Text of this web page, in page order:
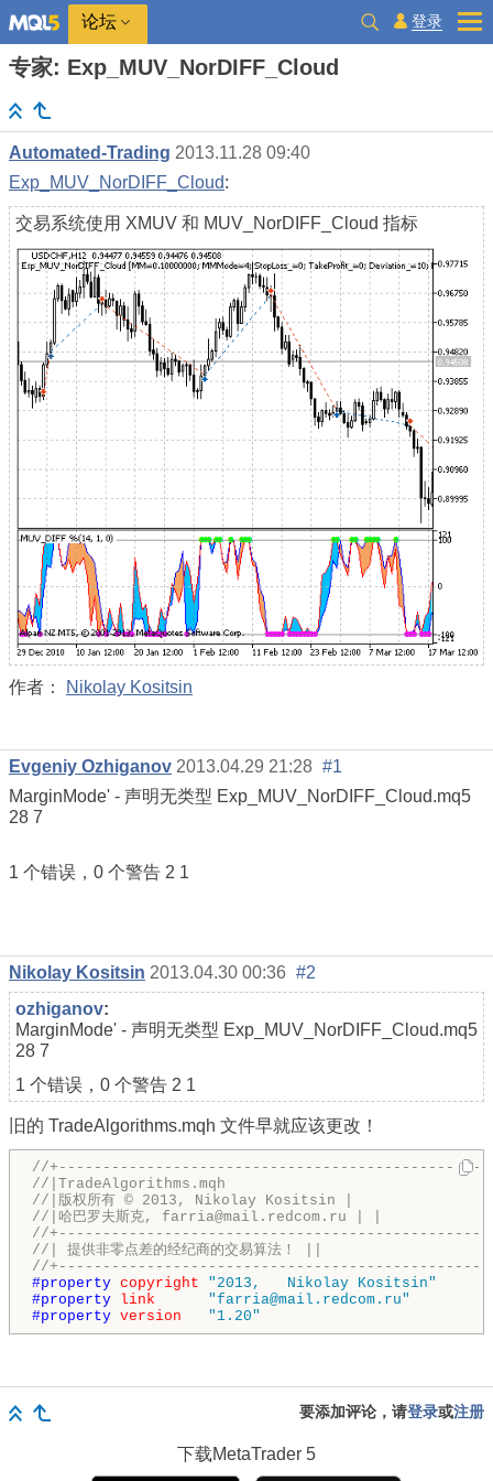
论坛 登录
专家: Exp_MUV_NorDIFF_Cloud
Automated-Trading 2013.11.28 09:40
Exp_MUV_NorDIFF_Cloud:
交易系统使用 XMUV 和 MUV_NorDIFF_Cloud 指标
作者： Nikolay Kositsin
Evgeniy Ozhiganov 2013.04.29 21:28 #1
MarginMode' - 声明无类型 Exp_MUV_NorDIFF_Cloud.mq5
28 7
1 个错误，0 个警告 2 1
Nikolay Kositsin 2013.04.30 00:36 #2
ozhiganov:
MarginMode' - 声明无类型 Exp_MUV_NorDIFF_Cloud.mq5
28 7
1 个错误，0 个警告 2 1
旧的 TradeAlgorithms.mqh 文件早就应该更改！
//
//|TradeAlgorithms.mqh
//|版权所有 © 2013, Nikolay Kositsin |
//|哈巴罗夫斯克, farria@mail.redcom.ru | |
//
//| 提供非零点差的经纪商的交易算法！ ||
//
#property copyright
"2013,   Nikolay Kositsin"
#property link
"farria@mail.redcom.ru"
#property version "1.20"
要添加评论，请登录或注册
下载MetaTrader 5